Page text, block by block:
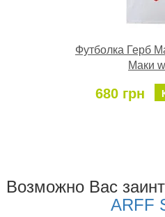
Футболка Герб
Маки
680 грн
Возможно Ваc
ARFF